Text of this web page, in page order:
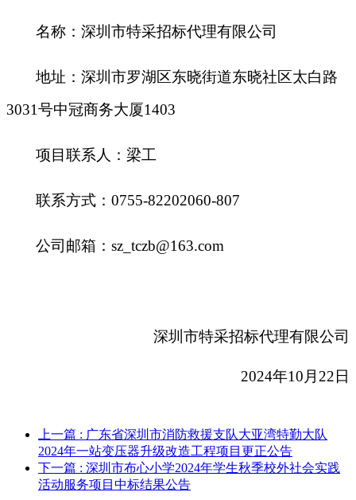
名称：深圳市特采招标代理有限公司
地址：深圳市罗湖区东晓街道东晓社区太白路
3031号中冠商务大厦1403
项目联系人：梁工
联系方式： 0755-82202060-807
公司邮箱： sz_tczb@163.com
深圳市特采招标代理有限公司
2024年10 月 22日
上一篇 : 广东省深圳市消防救援支队大亚湾特勤大队
2024年一站变压器升级改造工程项目更正公告
下一篇 : 深圳市布心小学2024年学生秋季校外社会实践
活动服务项目中标结果公告